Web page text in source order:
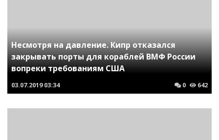
Несмотря на давление. Кипр отказался
закрывать порты для кораблей ВМФ России
вопреки требованиям США
03.07.2019 03:34 0 642